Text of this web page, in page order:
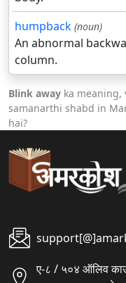
humpback (noun)
An abnormal
column.
Blink away ka meaning,
samanarthi shabd in
hai?
ए-८ / ५०४ ऑलिव